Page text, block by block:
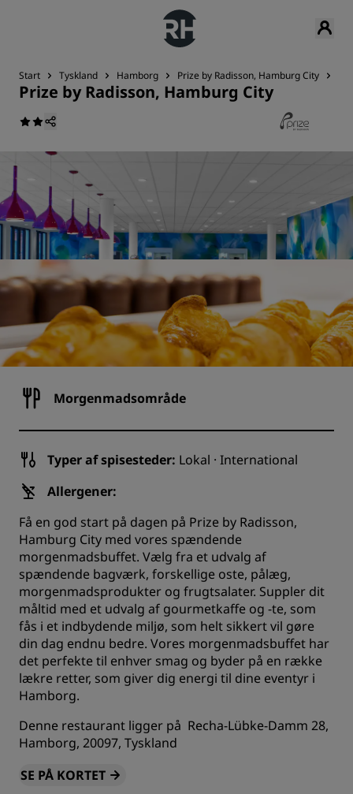
Start Tyskland Hamborg Prize by Radisson, Hamburg City
Prize by Radisson, Hamburg City
Morgenmadsområde
Typer af spisesteder: Lokal · International
Allergener:
Få en god start på dagen på Prize by Radisson,
Hamburg City med vores spændende
morgenmadsbuffet. Vælg fra et udvalg af
spændende bagværk, forskellige oste, pålæg,
morgenmadsprodukter og frugtsalater. Suppler dit
måltid med et udvalg af gourmetkaffe og -te, som
fås i et indbydende miljø, som helt sikkert vil gøre
din dag endnu bedre. Vores morgenmadsbuffet har
det perfekte til enhver smag og byder på en række
lækre retter, som giver dig energi til dine eventyr i
Hamborg.
Denne restaurant ligger på Recha-Lübke-Damm 28,
Hamborg, 20097, Tyskland
SE PÅ KORTET